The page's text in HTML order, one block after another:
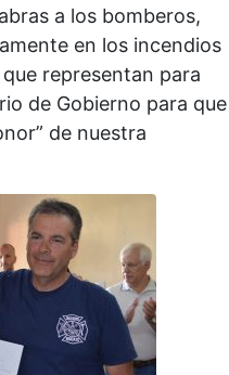
a los bomberos,
en los incendios
representan para
de Gobierno para que
de nuestra